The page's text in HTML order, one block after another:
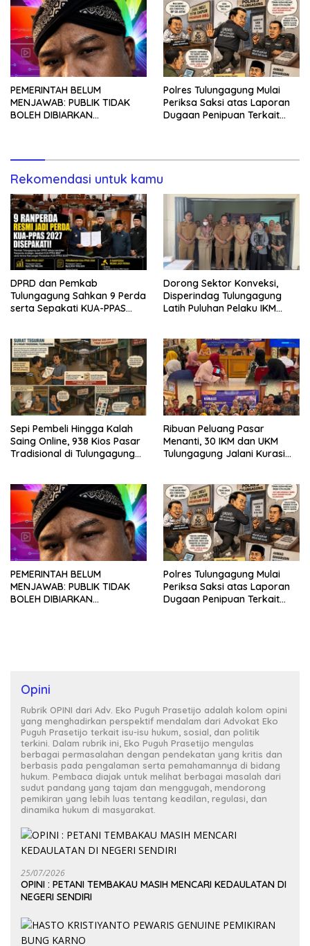
PEMERINTAH BELUM
MENJAWAB: PUBLIK TIDAK
BOLEH DIBIARKAN
Polres Tulungagung Mulai
Periksa Saksi atas Laporan
Dugaan Penipuan Terkait
Rekomendasi untuk kamu
DPRD dan Pemkab
Tulungagung Sahkan 9 Perda
serta Sepakati KUA-PPAS
Dorong Sektor Konveksi,
Disperindag Tulungagung
Latih Puluhan Pelaku IKM
Sepi Pembeli Hingga Kalah
Saing Online, 938 Kios Pasar
Tradisional di Tulungagung
Ribuan Peluang Pasar
Menanti, 30 IKM dan UKM
Tulungagung Jalani Kurasi
PEMERINTAH BELUM
MENJAWAB: PUBLIK TIDAK
BOLEH DIBIARKAN
Polres Tulungagung Mulai
Periksa Saksi atas Laporan
Dugaan Penipuan Terkait
Opini
Rubrik OPINI dari Adv. Eko Puguh Prasetijo adalah kolom opini
yang menghadirkan perspektif mendalam dari Advokat Eko
Puguh Prasetijo terkait isu-isu hukum, sosial, dan politik
terkini. Dalam rubrik ini, Eko Puguh Prasetijo mengulas
berbagai permasalahan dengan pendekatan yang kritis dan
berbasis pada pengalaman serta pemahamannya di bidang
hukum. Pembaca diajak untuk melihat berbagai masalah dari
sudut pandang yang tajam dan menggugah, mendorong
pemikiran yang lebih luas tentang keadilan, regulasi, dan
dinamika hukum di masyarakat.
25/07/2026
OPINI : PETANI TEMBAKAU MASIH MENCARI KEDAULATAN DI
NEGERI SENDIRI